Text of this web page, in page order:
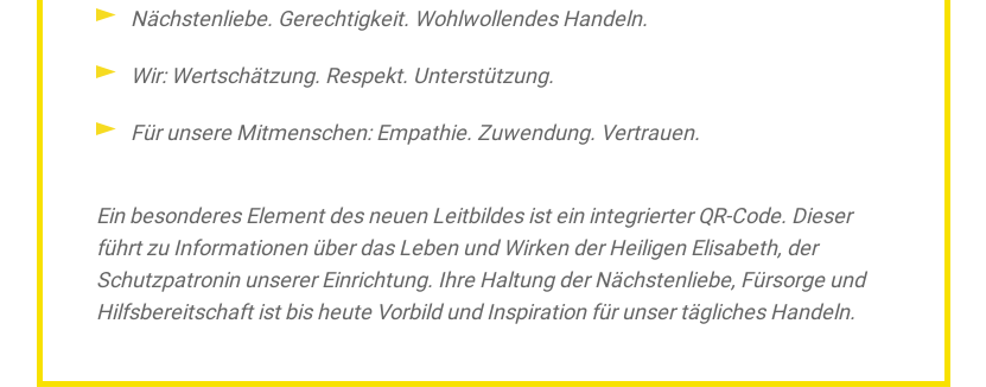
Nächstenliebe. Gerechtigkeit. Wohlwollendes Handeln.
Wir: Wertschätzung. Respekt. Unterstützung.
Für unsere Mitmenschen: Empathie. Zuwendung. Vertrauen.
Ein besonderes Element des neuen Leitbildes ist ein integrierter QR-Code. Dieser
führt zu Informationen über das Leben und Wirken der Heiligen Elisabeth, der
Schutzpatronin unserer Einrichtung. Ihre Haltung der Nächstenliebe, Fürsorge und
Hilfsbereitschaft ist bis heute Vorbild und Inspiration für unser tägliches Handeln.